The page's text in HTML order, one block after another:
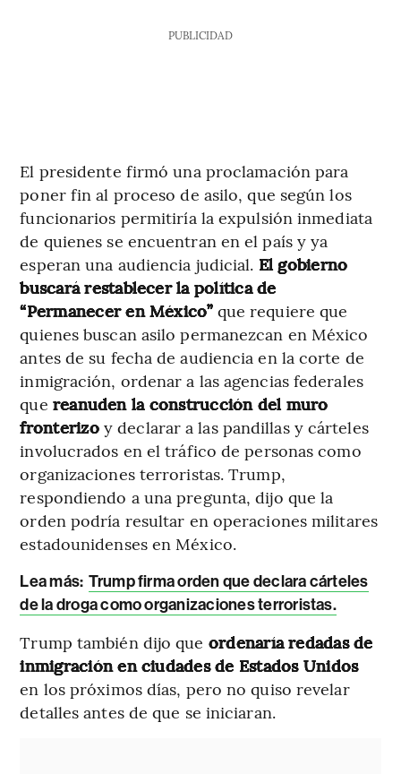
PUBLICIDAD
El presidente firmó una proclamación para
poner fin al proceso de asilo, que según los
funcionarios permitiría la expulsión inmediata
de quienes se encuentran en el país y ya
esperan una audiencia judicial. El gobierno
buscará restablecer la política de
“Permanecer en México”que requiere que
quienes buscan asilo permanezcan en México
antes de su fecha de audiencia en la corte de
inmigración, ordenar a las agencias federales
que reanuden la construcción del muro
fronterizoy declarar a las pandillas y cárteles
involucrados en el tráfico de personas como
organizaciones terroristas. Trump,
respondiendo a una pregunta, dijo que la
orden podría resultar en operaciones militares
estadounidenses en México.
Lea más: Trump firma orden que declara cárteles
de la droga como organizaciones terroristas.
Trump también dijo que ordenaría redadas de
inmigración en ciudades de Estados Unidos
en los próximos días, pero no quiso revelar
detalles antes de que se iniciaran.